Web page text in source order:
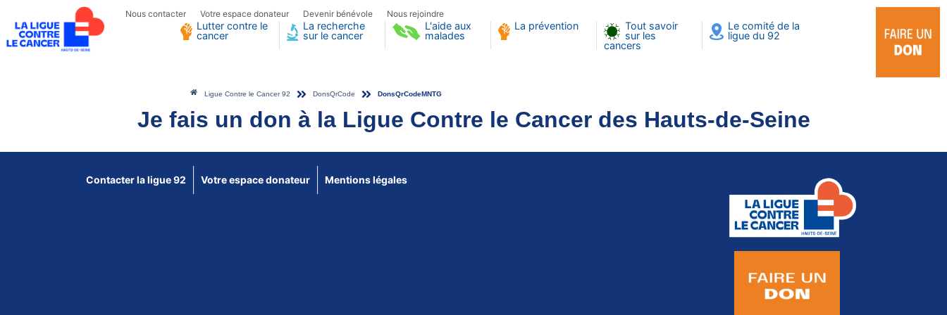
Nous contacter Votre espace donateur Devenir bénévole Nous rejoindre
Lutter contre le
cancer
La recherche
sur le cancer
L'aide aux
malades
La prévention
Tout savoir
sur les
cancers
Le comité de la
ligue du 92
Ligue Contre le Cancer 92 DonsQrCode DonsQrCodeMNTG
Je fais un don à la Ligue Contre le Cancer des Hauts-de-Seine
Contacter la ligue 92 Votre espace donateur Mentions légales